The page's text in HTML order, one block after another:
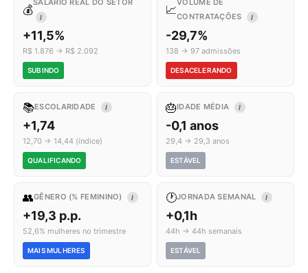
💰
SALÁRIO REAL DO SETOR
I
+11,5%
R$ 1.876 → R$ 2.092
SUBINDO
📈
VOLUME DE
CONTRATAÇÕES
I
-29,7%
138 → 97 admissões
DESACELERANDO
📚ESCOLARIDADE I
+1,74
12,70 → 14,44 (índice)
QUALIFICANDO
🎂IDADE MÉDIA I
-0,1 anos
29,4 → 29,3 anos
ESTÁVEL
👥GÊNERO (% FEMININO) I
+19,3 p.p.
52,6% mulheres no trimestre
MAIS MULHERES
🕐JORNADA SEMANAL I
+0,1h
44h → 44h semanais
ESTÁVEL